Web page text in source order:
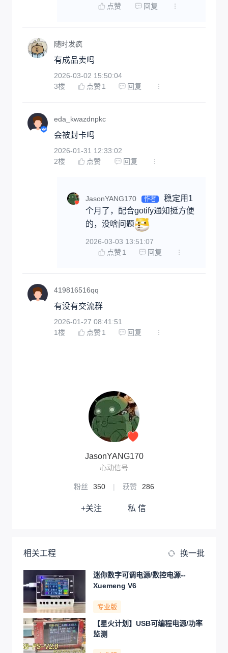
点赞
回复
随时发疯
有成品卖吗
2026-03-02 15:50:04
3楼 点赞 1 回复
eda_kwazdnpkc
会被封卡吗
2026-01-31 12:33:02
2楼 点赞 回复
JasonYANG170 作者
稳定用1
个月了，配合gotify通知挺方便
的，没啥问题
2026-03-03 13:51:07
点赞 1 回复
419816516qq
有没有交流群
2026-01-27 08:41:51
1楼 点赞 1 回复
JasonYANG170
心动信号
粉丝 350 | 获赞 286
+关注 私 信
相关工程 换一批
迷你数字可调电源/数控电源--
Xuemeng V6
专业版
【星火计划】USB可编程电源/功率
监测